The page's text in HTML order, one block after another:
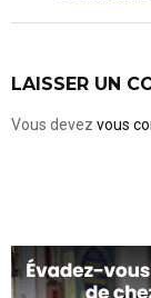
LAISSER UN
Vous devez vous